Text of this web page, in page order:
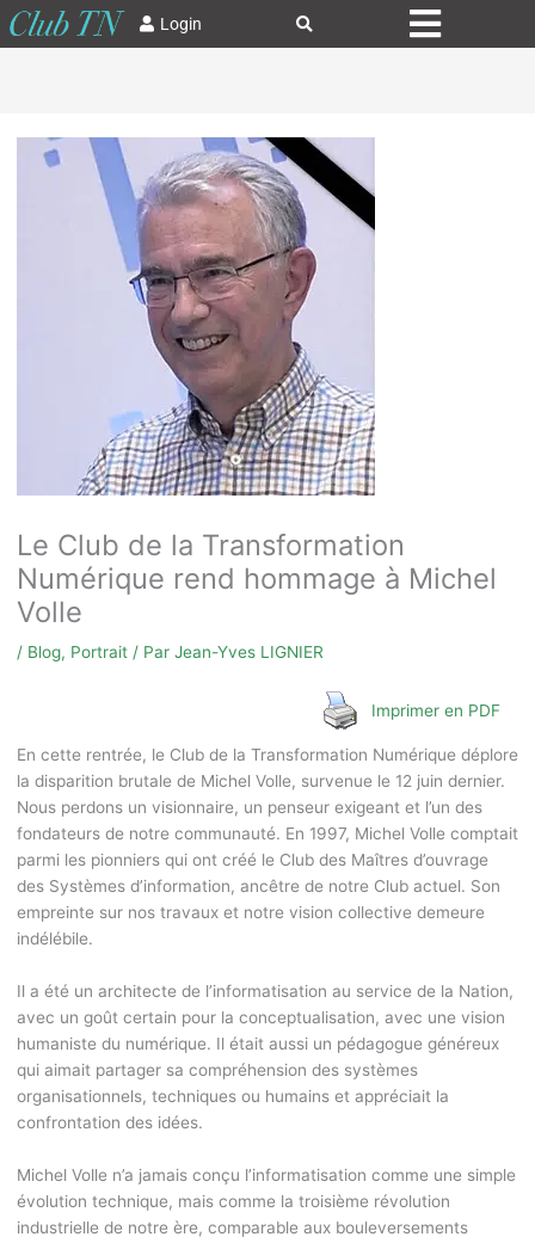
Login
Le Club de la Transformation
Numérique rend hommage à Michel
Volle
/ Blog, Portrait/ Par Jean-Yves LIGNIER
Imprimer en PDF
En cette rentrée, le Club de la Transformation Numérique déplore
la disparition brutale de Michel Volle, survenue le 12 juin dernier.
Nous perdons un visionnaire, un penseur exigeant et l’un des
fondateurs de notre communauté. En 1997, Michel Volle comptait
parmi les pionniers qui ont créé le Club des Maîtres d’ouvrage
des Systèmes d’information, ancêtre de notre Club actuel. Son
empreinte sur nos travaux et notre vision collective demeure
indélébile.​
Il a été un architecte de l’informatisation au service de la Nation,
avec un goût certain pour la conceptualisation, avec une vision
humaniste du numérique. Il était aussi un pédagogue généreux
qui aimait partager sa compréhension des systèmes
organisationnels, techniques ou humains et appréciait la
confrontation des idées.
Michel Volle n’a jamais conçu l’informatisation comme une simple
évolution technique, mais comme la troisième révolution
industrielle de notre ère, comparable aux bouleversements